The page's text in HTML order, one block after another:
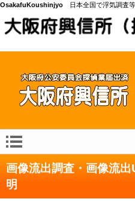
OsakafuKoushinjyo 日本全国で浮気調査
画像流出調査・画像流
明